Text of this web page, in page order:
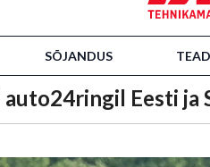
SÕJANDUS
Eesti